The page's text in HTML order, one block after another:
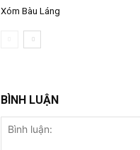
Xóm Bàu Láng
BÌNH LUẬN